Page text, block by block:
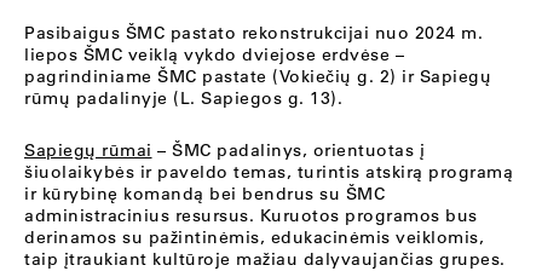
Pasibaigus ŠMC pastato rekonstrukcijai nuo 2024 m.
liepos ŠMC veiklą vykdo dviejose erdvėse –
pagrindiniame ŠMC pastate (Vokiečių g. 2) ir Sapiegų
rūmų padalinyje (L. Sapiegos g. 13).
Sapiegų rūmai – ŠMC padalinys, orientuotas į
šiuolaikybės ir paveldo temas, turintis atskirą programą
ir kūrybinę komandą bei bendrus su ŠMC
administracinius resursus. Kuruotos programos bus
derinamos su pažintinėmis, edukacinėmis veiklomis,
taip įtraukiant kultūroje mažiau dalyvaujančias grupes.